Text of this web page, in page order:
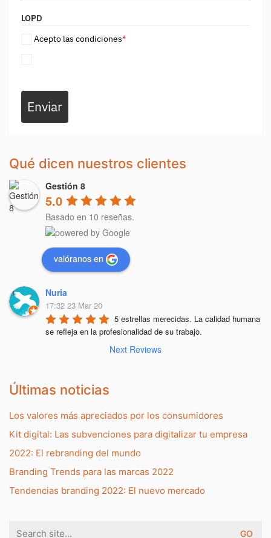
LOPD
Acepto las condiciones*
Enviar
Qué dicen nuestros clientes
Gestión 8
5.0
Basado en 10 reseñas.
valóranos en
Nuria
17:32 23 Mar 20
5 estrellas merecidas. La calidad humana
se refleja en la profesionalidad de su trabajo.
Next Reviews
Últimas noticias
Los valores más apreciados por los consumidores
Kit digital: Las subvenciones para digitalizar tu empresa
2022: El rebranding del mundo
Branding Trends para las marcas 2022
Tendencias branding 2022: El nuevo mercado